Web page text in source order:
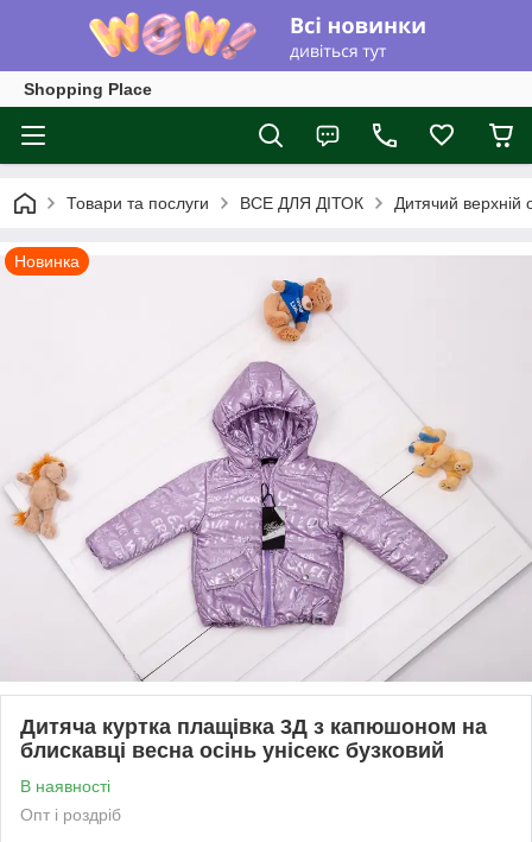
Shopping Place
Товари та послуги ВСЕ ДЛЯ ДІТОК Дитячий
Новинка
Дитяча куртка плащівка 3Д з капюшоном на
блискавці весна осінь унісекс бузковий
В наявності
Опт і роздріб